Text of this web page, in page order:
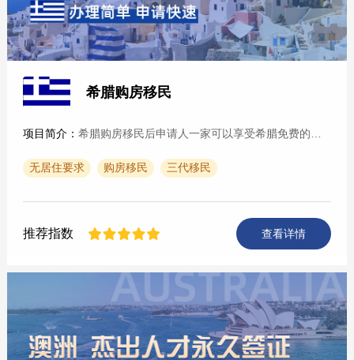
希腊购房移民
项目简介： 希腊购房移民后申请人一家可以享受希腊免费的公立医疗和公立教育，并可通行26个申根国。低成本拿欧洲身份；考虑海外资产规划； 喜爱希腊这个西方文明发源地，气候宜人，艺术···
无居住要求 购房移民 三代移民
推荐指数 查看详情